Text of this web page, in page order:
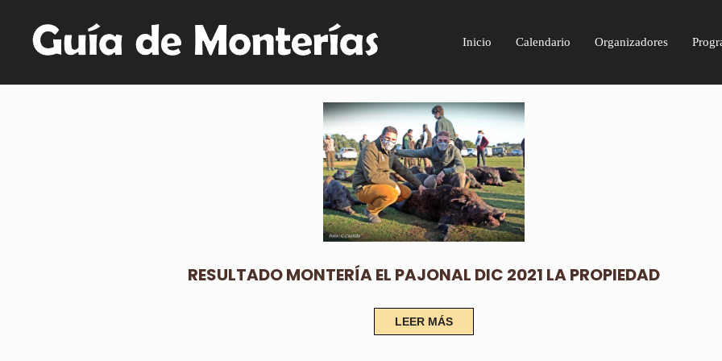
Inicio Calendario Organizadores
RESULTADO MONTERÍA EL PAJONAL DIC 2021 LA PROPIEDAD
LEER MÁS